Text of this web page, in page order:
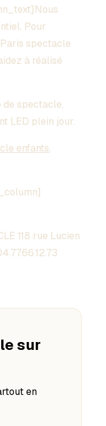
Pour
spectacle
à réalisé
de spectacle,
LED plein jour.
enfants,
118 rue Lucien
sur
en